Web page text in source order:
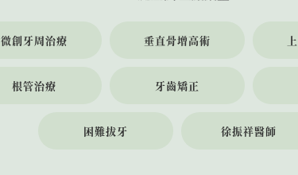
微創牙周治療 垂直骨增高術
根管治療 牙齒矯正
困難拔牙 徐振祥醫師